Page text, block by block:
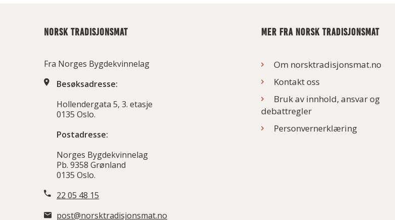
NORSK TRADISJONSMAT
Fra Norges Bygdekvinnelag
Besøksadresse:
Hollendergata 5, 3. etasje
0135 Oslo.
Postadresse:
Norges Bygdekvinnelag
Pb. 9358 Grønland
0135 Oslo.
22 05 48 15
post@norsktradisjonsmat.no
MER FRA NORSK TRADISJONSMAT
Om norsktradisjonsmat.no
Kontakt oss
Bruk av innhold, ansvar og
debattregler
Personvernerklæring